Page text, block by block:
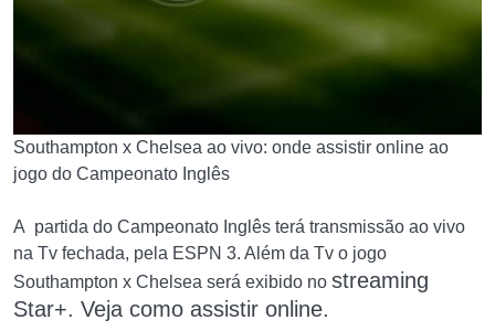
Southampton x Chelsea ao vivo: onde assistir online ao
jogo do Campeonato Inglês
A partida do Campeonato Inglês terá transmissão ao vivo
na Tv fechada, pela ESPN 3. Além da Tv o jogo
Southampton x Chelsea será exibido no streaming
Star+. Veja como assistir online.